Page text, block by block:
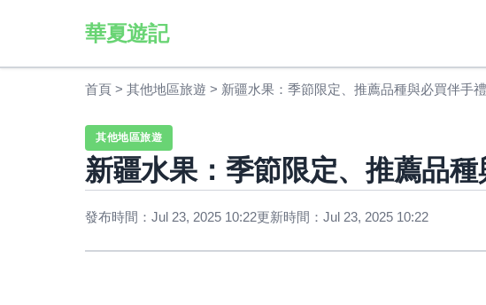
華夏遊記
首頁 > 其他地區旅遊 > 新疆水果：季節限定、推薦品種與必買伴手
其他地區旅遊
新疆水果：季節限定、推薦品
發布時間：Jul 23, 2025 10:22更新時間：Jul 23, 2025 10:22